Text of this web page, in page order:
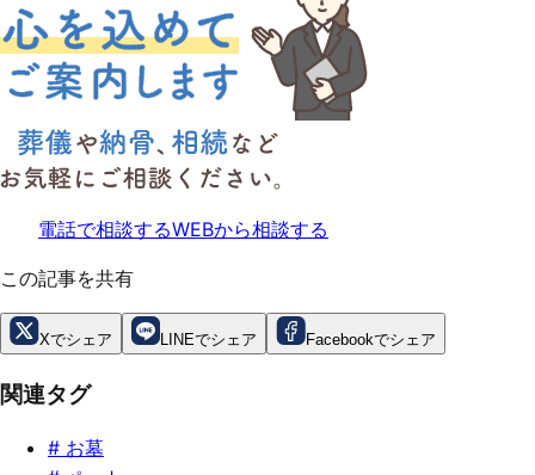
電話で相談するWEBから相談する
この記事を共有
Xでシェア LINEでシェア Facebookでシェア
関連タグ
# お墓